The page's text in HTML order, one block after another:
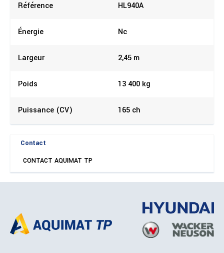
Référence HL940A
Énergie Nc
Largeur 2,45 m
Poids 13 400 kg
Puissance (CV) 165 ch
Contact
CONTACT AQUIMAT TP